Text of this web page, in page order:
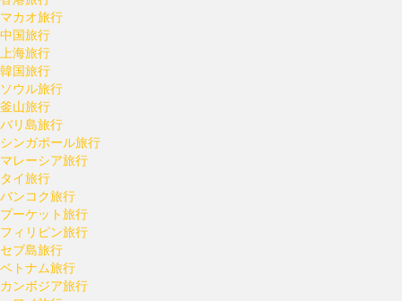
マカオ旅行
中国旅行
上海旅行
韓国旅行
ソウル旅行
釜山旅行
バリ島旅行
シンガポール旅行
マレーシア旅行
タイ旅行
バンコク旅行
プーケット旅行
フィリピン旅行
セブ島旅行
ベトナム旅行
カンボジア旅行